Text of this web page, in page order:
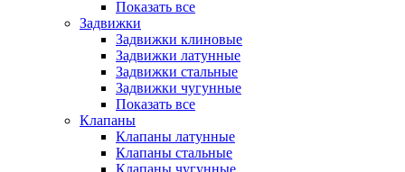
Показать все
Задвижки
Задвижки клиновые
Задвижки латунные
Задвижки стальные
Задвижки чугунные
Показать все
Клапаны
Клапаны латунные
Клапаны стальные
Клапаны чугунные